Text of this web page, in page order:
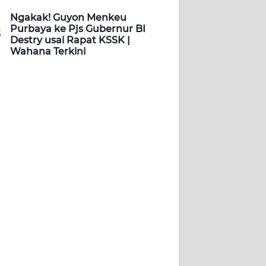
Ngakak! Guyon Menkeu
Purbaya ke Pjs Gubernur BI
Destry usai Rapat KSSK |
Wahana Terkini